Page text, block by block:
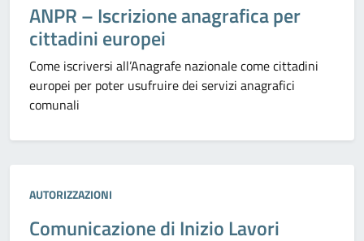
ANPR – Iscrizione anagrafica per
cittadini europei
Come iscriversi all’Anagrafe nazionale come cittadini
europei per poter usufruire dei servizi anagrafici
comunali
Categoria:
AUTORIZZAZIONI
Comunicazione di Inizio Lavori